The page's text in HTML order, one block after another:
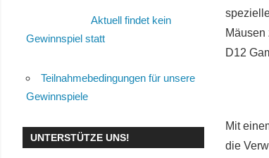
D12
Mit
die
Aktuell findet kein
Gewinnspiel statt
Teilnahmebedingungen für unsere
Gewinnspiele
UNTERSTÜTZE UNS!